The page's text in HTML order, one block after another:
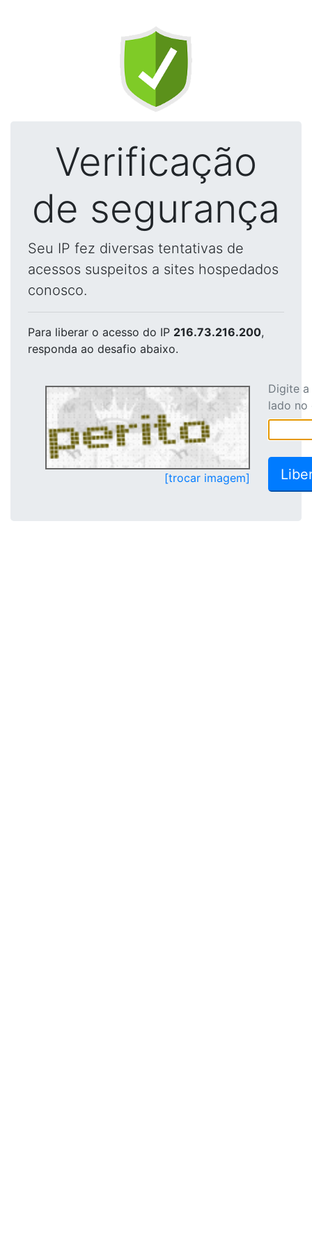
Verificação
de segurança
Seu IP fez diversas tentativas de
acessos suspeitos a sites hospedados
conosco.
Para liberar o acesso do IP 216.73.216.200,
responda ao desafio abaixo.
[trocar imagem]
Digite
lado no